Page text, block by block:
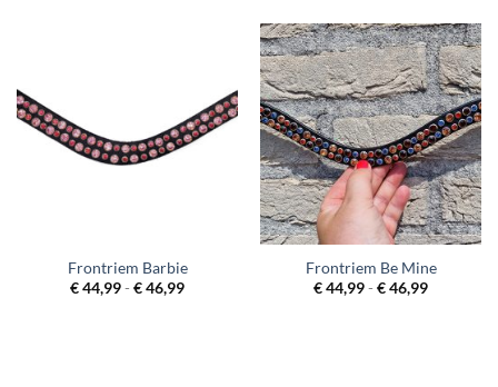
Frontriem Barbie
€44,99- €46,99Prijsklasse:
Frontriem Be Mine
€44,99- €46,99